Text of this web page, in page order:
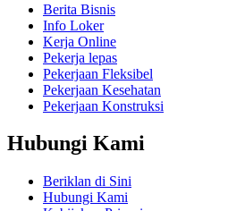
Berita Bisnis
Info Loker
Kerja Online
Pekerja lepas
Pekerjaan Fleksibel
Pekerjaan Kesehatan
Pekerjaan Konstruksi
Hubungi Kami
Beriklan di Sini
Hubungi Kami